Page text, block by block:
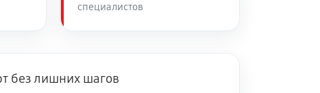
специалистов
без лишних шагов